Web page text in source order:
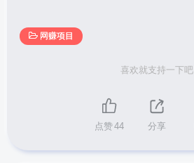
网赚项目
喜欢就支持一下吧
点赞44 分享